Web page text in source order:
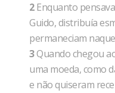
2Enquanto
Guido, distribuía
permaneciam
3Quando chegou
uma moeda, como
e não quiseram